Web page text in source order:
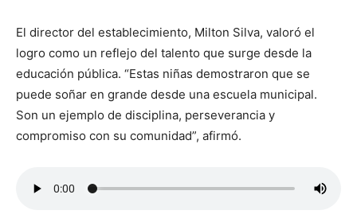
El director del establecimiento, Milton Silva, valoró el
logro como un reflejo del talento que surge desde la
educación pública. “Estas niñas demostraron que se
puede soñar en grande desde una escuela municipal.
Son un ejemplo de disciplina, perseverancia y
compromiso con su comunidad”, afirmó.